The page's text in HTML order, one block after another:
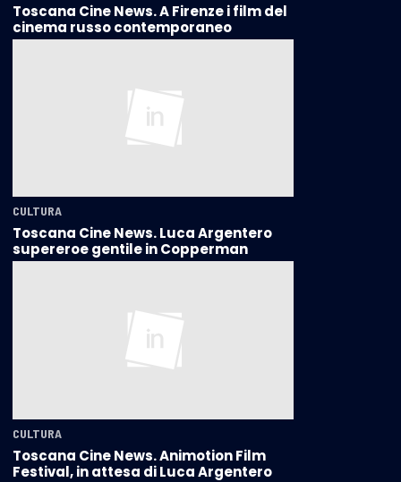
Toscana Cine News. A Firenze i film del
cinema russo contemporaneo
CULTURA
Toscana Cine News. Luca Argentero
supereroe gentile in Copperman
CULTURA
Toscana Cine News. Animotion Film
Festival, in attesa di Luca Argentero